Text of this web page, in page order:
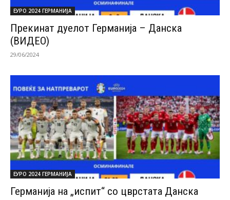
ЕУРО 2024 ГЕРМАНИЈА
Прекинат дуелот Германија – Данска
(ВИДЕО)
29/06/2024
ЕУРО 2024 ГЕРМАНИЈА
Германија на „испит“ со цврстата Данска